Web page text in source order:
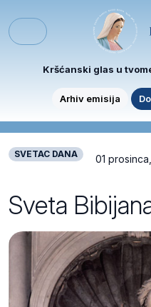
Menu
Kršćanski glas u
Arhiv emisija
SVETAC DANA 01
Sveta